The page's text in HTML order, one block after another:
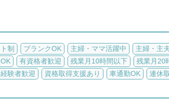
制 ブランクOK 主婦・ママ活躍中
主婦・主
有資格者歓迎 残業月10時間以下
残業月20
経験者歓迎 資格取得支援あり 車通勤OK
連休